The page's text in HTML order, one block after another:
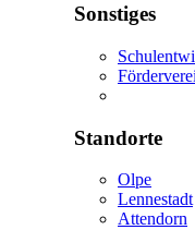
Sonstiges
Standorte
Olpe
Lennestadt
Attendorn